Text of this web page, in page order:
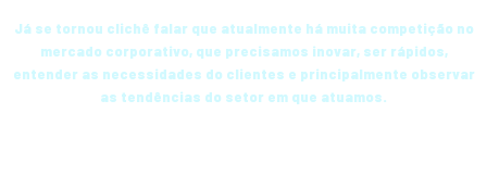
Já se tornou clichê falar que atualmente há muita competição no
mercado corporativo, que precisamos inovar, ser rápidos,
entender as necessidades do clientes e principalmente observar
as tendências do setor em que atuamos.